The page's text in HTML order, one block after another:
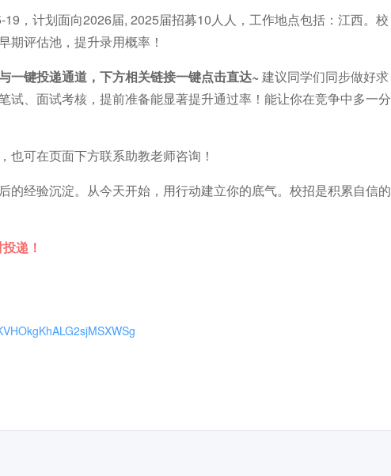
，计划面向2026届, 2025届招募10人人，工作地点包括：江西。校
期评估池，提升录用概率！
一键投递通道，下方相关链接一键点击直达~ 建议同学们同步做好求
、面试考核，提前准备能显著提升通过率！能让你在竞争中多一分
也可在页面下方联系助教老师咨询！
的经验沉淀。从今天开始，用行动建立你的底气。校招是积累自信的
递！